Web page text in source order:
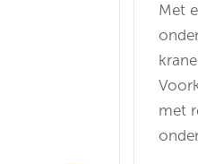
Met
met